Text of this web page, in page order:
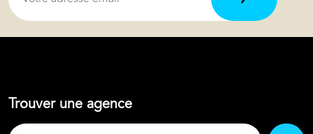
Trouver une agence